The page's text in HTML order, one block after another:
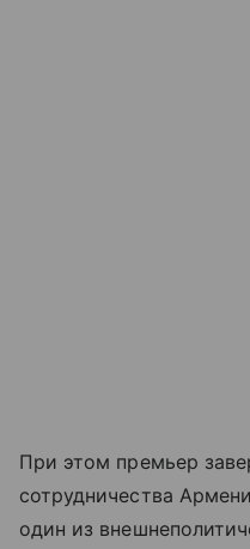
При этом премьер
сотрудничества
один из